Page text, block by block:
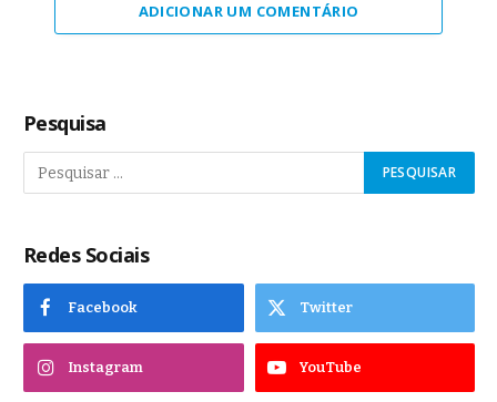
ADICIONAR UM COMENTÁRIO
Pesquisa
Redes Sociais
Facebook Twitter
Instagram YouTube